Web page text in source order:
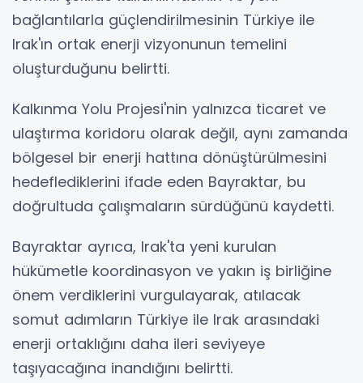
bağlantılarla güçlendirilmesinin Türkiye ile
Irak'ın ortak enerji vizyonunun temelini
oluşturduğunu belirtti.
Kalkınma Yolu Projesi'nin yalnızca ticaret ve
ulaştırma koridoru olarak değil, aynı zamanda
bölgesel bir enerji hattına dönüştürülmesini
hedeflediklerini ifade eden Bayraktar, bu
doğrultuda çalışmaların sürdüğünü kaydetti.
Bayraktar ayrıca, Irak'ta yeni kurulan
hükümetle koordinasyon ve yakın iş birliğine
önem verdiklerini vurgulayarak, atılacak
somut adımların Türkiye ile Irak arasındaki
enerji ortaklığını daha ileri seviyeye
taşıyacağına inandığını belirtti.